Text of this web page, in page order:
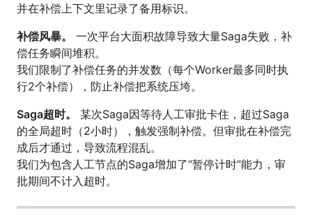
并在补偿上下文里记录了备用标识。
补偿风暴。
一次平台大面积故障导致大量Saga失败，补
偿任务瞬间堆积。
我们限制了补偿任务的并发数（每个Worker最多同时执
行2个补偿），防止补偿把系统压垮。
Saga超时。
某次Saga因等待人工审批卡住，超过Saga
的全局超时（2小时），触发强制补偿。但审批在补偿完
成后才通过，导致流程混乱。
我们为包含人工节点的Saga增加了“暂停计时”能力，审
批期间不计入超时。